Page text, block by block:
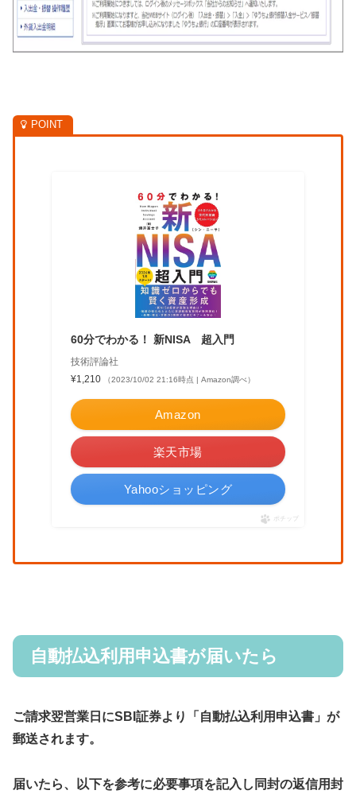
60分でわかる！ 新NISA 超入門
技術評論社
¥1,210
（2023/10/02 21:16時点 | Amazon調べ）
Amazon
楽天市場
Yahooショッピング
ポチップ
自動払込利用申込書が届いたら
ご請求翌営業日にSBI証券より「自動払込利用申込書」が
郵送されます。
届いたら、以下を参考に必要事項を記入し同封の返信用封